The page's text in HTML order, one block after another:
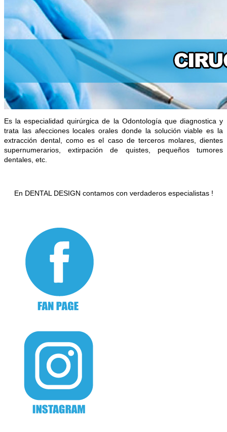
Es la especialidad quirúrgica de la Odontología que diagnostica y
trata las afecciones locales orales donde la solución viable es la
extracción dental, como es el caso de terceros molares, dientes
supernumerarios, extirpación de quistes, pequeños tumores
dentales, etc.
En DENTAL DESIGN contamos con verdaderos especialistas !